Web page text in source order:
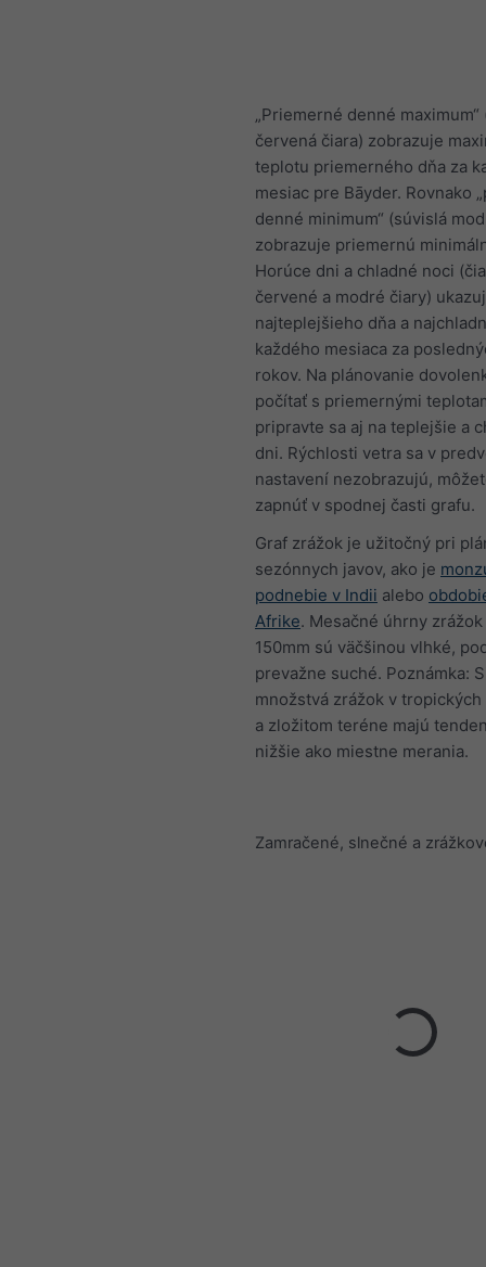
„Priemerné denné maximum“
červená čiara) zobrazuje
teplotu priemerného dňa za
mesiac pre Bāyder. Rovnako
denné minimum“ (súvislá
zobrazuje priemernú
Horúce dni a chladné noci
červené a modré čiary)
najteplejšieho dňa a
každého mesiaca za
rokov. Na plánovanie
počítať s priemernými
pripravte sa aj na teplejšie a
dni. Rýchlosti vetra sa v
nastavení nezobrazujú,
zapnúť v spodnej časti grafu.
Graf zrážok je užitočný pri
sezónnych javov, ako je
podnebie v Indii alebo
Afrike. Mesačné úhrny
150mm sú väčšinou vlhké,
prevažne suché. Poznámka:
množstvá zrážok v
a zložitom teréne majú
nižšie ako miestne merania.
Zamračené, slnečné a